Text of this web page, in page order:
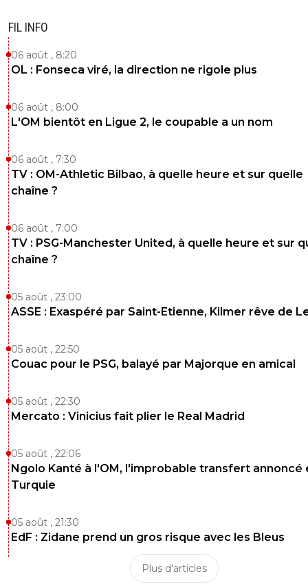
FIL INFO
06 août , 8:20
OL : Fonseca viré, la direction ne rigole plus
06 août , 8:00
L'OM bientôt en Ligue 2, le coupable a un nom
06 août , 7:30
TV : OM-Athletic Bilbao, à quelle heure et sur quelle
chaîne ?
06 août , 7:00
TV : PSG-Manchester United, à quelle heure et sur
chaîne ?
05 août , 23:00
ASSE : Exaspéré par Saint-Etienne, Kilmer rêve de
05 août , 22:50
Couac pour le PSG, balayé par Majorque en amical
05 août , 22:30
Mercato : Vinicius fait plier le Real Madrid
05 août , 22:06
Ngolo Kanté à l'OM, l'improbable transfert annoncé
Turquie
05 août , 21:30
EdF : Zidane prend un gros risque avec les Bleus
Plus d'articles